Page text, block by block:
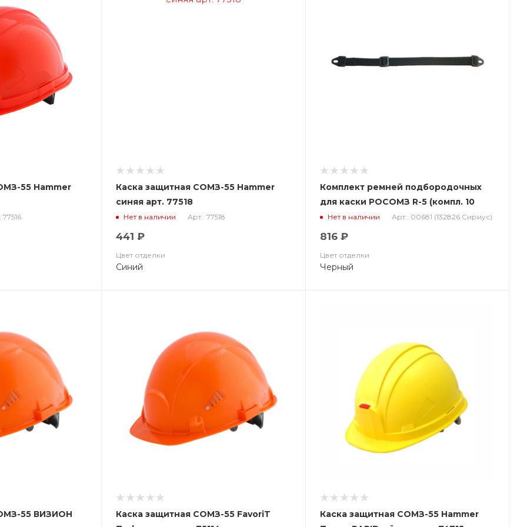
55 Hammer
77516
Каска защитная СОМЗ-55 Hammer
синяя арт. 77518
Нет в наличии Арт.: 77518
441 ₽
Цвет отделки
Синий
Комплект ремней подбородочных
для каски РОСОМЗ R-5 (компл. 10
шт.), 00681
Нет в наличии Арт.: 00681 (132826 Сириус)
816 ₽
Цвет отделки
Черный
55 ВИЗИОН
Каска защитная СОМЗ-55 FavoriT
Каска защитная СОМЗ-55 Hammer